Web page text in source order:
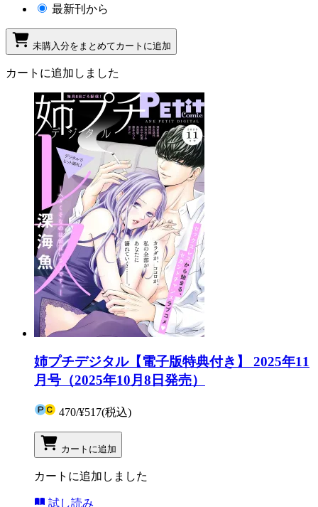
最新刊から
未購入分をまとめてカートに追加
カートに追加しました
姉プチデジタル【電子版特典付き】 2025年11
月号（2025年10月8日発売）
470/¥517(税込)
カートに追加
カートに追加しました
試し読み